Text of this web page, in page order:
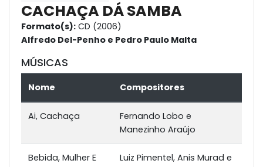
CACHAÇA DÁ SAMBA
Formato(s): CD (2006)
Alfredo Del-Penho e Pedro Paulo Malta
MÚSICAS
Nome Compositores
Ai, Cachaça
Fernando Lobo e
Manezinho Araújo
Bebida, Mulher E
Luiz Pimentel, Anis Murad e